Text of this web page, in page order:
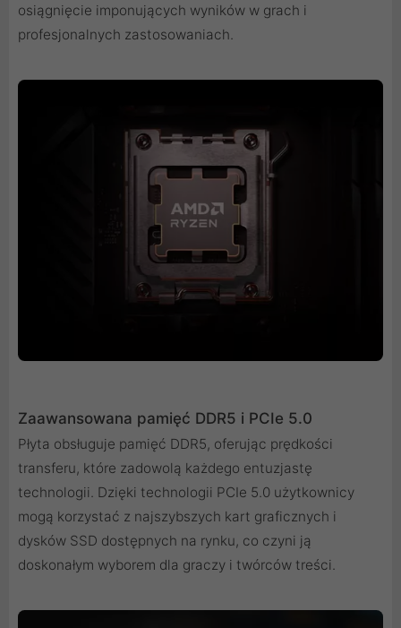
osiągnięcie imponujących wyników w grach i
profesjonalnych zastosowaniach.
Zaawansowana pamięć DDR5 i PCIe 5.0
Płyta obsługuje pamięć DDR5, oferując prędkości
transferu, które zadowolą każdego entuzjastę
technologii. Dzięki technologii PCIe 5.0 użytkownicy
mogą korzystać z najszybszych kart graficznych i
dysków SSD dostępnych na rynku, co czyni ją
doskonałym wyborem dla graczy i twórców treści.